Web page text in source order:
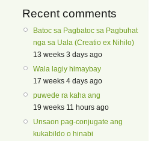
Recent comments
Batoc sa Pagbatoc sa Pagbuhat
nga sa Uala (Creatio ex Nihilo)
13 weeks 3 days ago
Wala lagiy himaybay
17 weeks 4 days ago
puwede ra kaha ang
19 weeks 11 hours ago
Unsaon pag-conjugate ang
kukabildo o hinabi